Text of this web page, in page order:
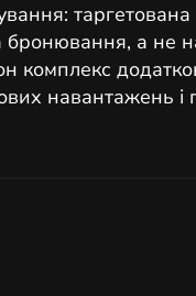
бронювання, а
навантажень і